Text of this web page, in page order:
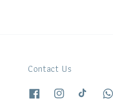
Contact Us